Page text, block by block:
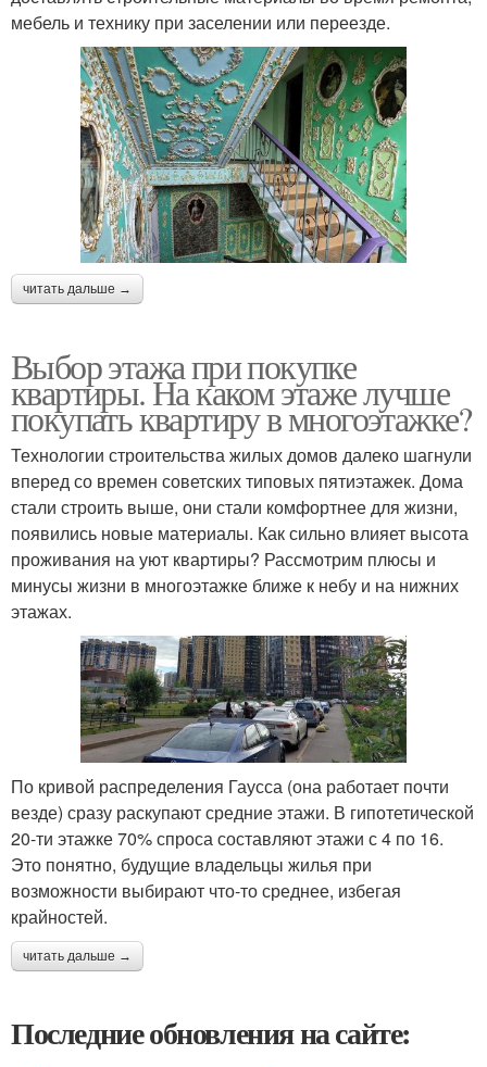
мебель и технику при заселении или переезде.
читать дальше →
Выбор этажа при покупке
квартиры. На каком этаже лучше
покупать квартиру в многоэтажке?
Технологии строительства жилых домов далеко шагнули
вперед со времен советских типовых пятиэтажек. Дома
стали строить выше, они стали комфортнее для жизни,
появились новые материалы. Как сильно влияет высота
проживания на уют квартиры? Рассмотрим плюсы и
минусы жизни в многоэтажке ближе к небу и на нижних
этажах.
По кривой распределения Гаусса (она работает почти
везде) сразу раскупают средние этажи. В гипотетической
20-ти этажке 70% спроса составляют этажи с 4 по 16.
Это понятно, будущие владельцы жилья при
возможности выбирают что-то среднее, избегая
крайностей.
читать дальше →
Последние обновления на сайте: